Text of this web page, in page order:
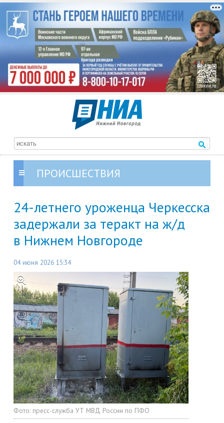
ПРОИСШЕСТВИЯ
24-летнего уроженца Черкесска
задержали за теракт на ж/д
в Нижнем Новгороде
04 июня 2026 15:34
Фото: пресс-служба УТ МВД России по ПФО